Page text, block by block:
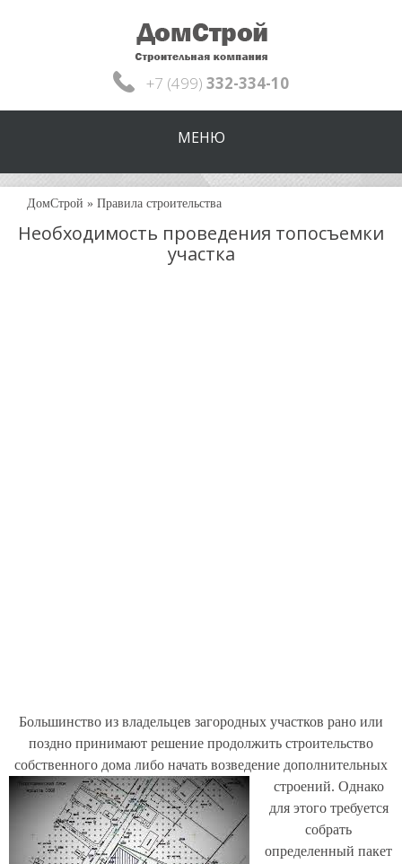
+7 (499) 332-334-10
МЕНЮ
ДомСтрой » Правила строительства
Необходимость проведения топосъемки
участка
Большинство из владельцев загородных участков рано или
поздно принимают решение продолжить строительство
собственного дома либо начать возведение дополнительных
строений. Однако
для этого требуется
собрать
определенный пакет